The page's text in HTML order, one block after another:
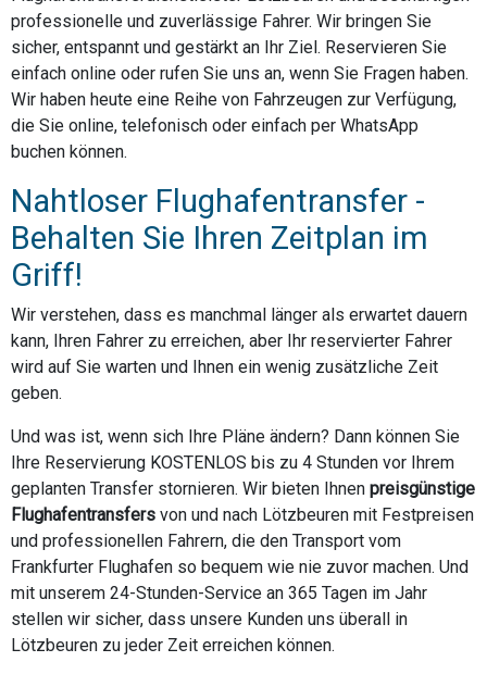
professionelle und zuverlässige Fahrer. Wir bringen Sie
sicher, entspannt und gestärkt an Ihr Ziel. Reservieren Sie
einfach online oder rufen Sie uns an, wenn Sie Fragen haben.
Wir haben heute eine Reihe von Fahrzeugen zur Verfügung,
die Sie online, telefonisch oder einfach per WhatsApp
buchen können.
Nahtloser Flughafentransfer -
Behalten Sie Ihren Zeitplan im
Griff!
Wir verstehen, dass es manchmal länger als erwartet dauern
kann, Ihren Fahrer zu erreichen, aber Ihr reservierter Fahrer
wird auf Sie warten und Ihnen ein wenig zusätzliche Zeit
geben.
Und was ist, wenn sich Ihre Pläne ändern? Dann können Sie
Ihre Reservierung KOSTENLOS bis zu 4 Stunden vor Ihrem
geplanten Transfer stornieren. Wir bieten Ihnen preisgünstige
Flughafentransfers von und nach Lötzbeuren mit Festpreisen
und professionellen Fahrern, die den Transport vom
Frankfurter Flughafen so bequem wie nie zuvor machen. Und
mit unserem 24-Stunden-Service an 365 Tagen im Jahr
stellen wir sicher, dass unsere Kunden uns überall in
Lötzbeuren zu jeder Zeit erreichen können.